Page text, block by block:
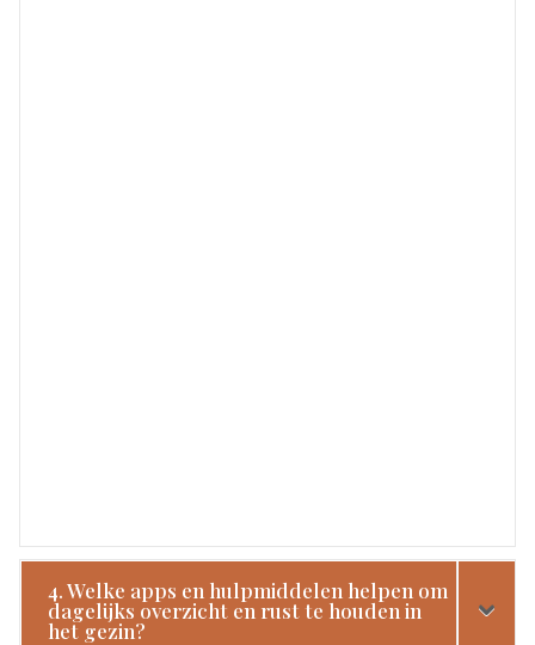
4. Welke apps en hulpmiddelen helpen om
dagelijks overzicht en rust te houden in
het gezin?